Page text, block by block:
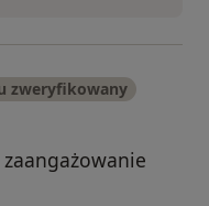
zweryfikowany